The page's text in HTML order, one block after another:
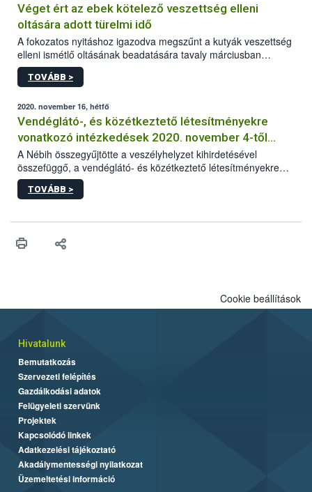
Véget ért az ebek kötelező veszettség elleni
oltására adott türelmi idő
A fokozatos nyitáshoz igazodva megszűnt a kutyák veszettség
elleni ismétlő oltásának beadatására tavaly márciusban
elrendelt türelmi idő. A hatóság kéri az érintett kutyatartókat,
hogy lehetőség szerint mielőbb pótolják állatuknál az
TOVÁBB >
2020. november 16, hétfő
Vendéglátó-, és közétkeztető létesítményekre
vonatkozó intézkedések 2020. november 4-től
visszavonásig
A Nébih összegyűjtötte a veszélyhelyzet kihirdetésével
összefüggő, a vendéglátó- és közétkeztető létesítményekre
vonatkozó legfontosabb és aktuális információkat.
TOVÁBB >
Cookie beállítások
Hivatalunk
Bemutatkozás
Szervezeti felépítés
Gazdálkodási adatok
Felügyeleti szervünk
Projektek
Kapcsolódó linkek
Adatkezelési tájékoztató
Akadálymentességi nyilatkozat
Üzemeltetési információ